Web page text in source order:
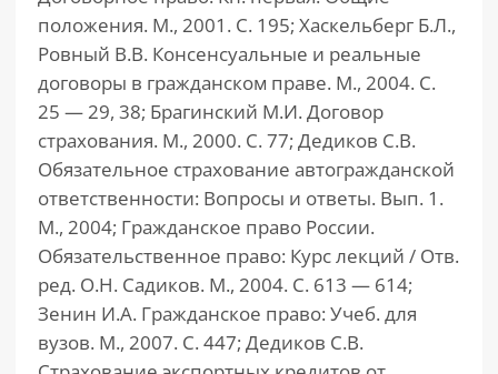
положения. М., 2001. С. 195; Хаскельберг Б.Л.,
Ровный В.В. Консенсуальные и реальные
договоры в гражданском праве. М., 2004. С.
25 — 29, 38; Брагинский М.И. Договор
страхования. М., 2000. С. 77; Дедиков С.В.
Обязательное страхование автогражданской
ответственности: Вопросы и ответы. Вып. 1.
М., 2004; Гражданское право России.
Обязательственное право: Курс лекций / Отв.
ред. О.Н. Садиков. М., 2004. С. 613 — 614;
Зенин И.А. Гражданское право: Учеб. для
вузов. М., 2007. С. 447; Дедиков С.В.